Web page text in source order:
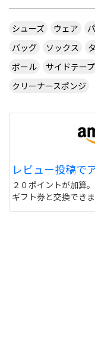
シューズ ウェア
バッグ
ソックス
ボール
サイドテープ
クリーナースポンジ
レビュー投稿で
２０ポイントが加算
ギフト券と交換できま